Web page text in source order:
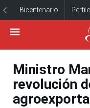
Bicentenario
Ministro
revolución